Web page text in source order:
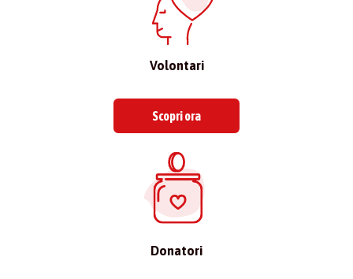
Volontari
Scopri ora
Donatori